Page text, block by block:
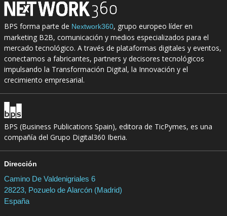
BPS forma parte de Nextwork360, grupo europeo líder en
marketing B2B, comunicación y medios especializados para el
mercado tecnológico. A través de plataformas digitales y eventos,
conectamos a fabricantes, partners y decisores tecnológicos
impulsando la Transformación Digital, la Innovación y el
crecimiento empresarial.
BPS (Business Publications Spain), editora de TicPymes, es una
compañía del Grupo Digital360 Iberia.
Dirección
Camino De Valdenigriales 6
28223, Pozuelo de Alarcón (Madrid)
España